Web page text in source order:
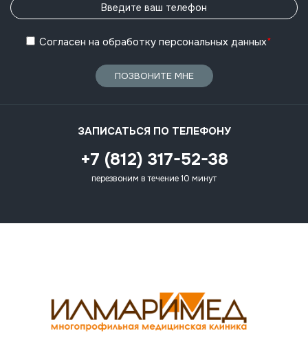
Согласен на обработку персональных данных*
ПОЗВОНИТЕ МНЕ
ЗАПИСАТЬСЯ ПО ТЕЛЕФОНУ
+7 (812) 317-52-38
перезвоним в течение 10 минут